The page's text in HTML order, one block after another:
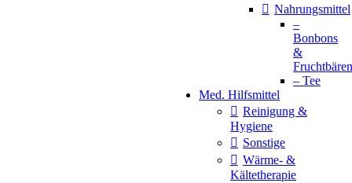
Nahrungsmittel
–
Bonbons
&
Fruchtbären
– Tee
Med. Hilfsmittel
Reinigung &
Hygiene
Sonstige
Wärme- &
Kältetherapie